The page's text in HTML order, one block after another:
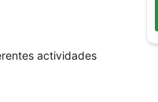
actividades